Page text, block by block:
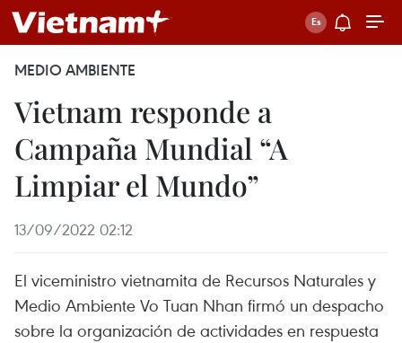
MEDIO AMBIENTE
Vietnam responde a
Campaña Mundial “A
Limpiar el Mundo”
13/09/2022 02:12
El viceministro vietnamita de Recursos Naturales y
Medio Ambiente Vo Tuan Nhan firmó un despacho
sobre la organización de actividades en respuesta